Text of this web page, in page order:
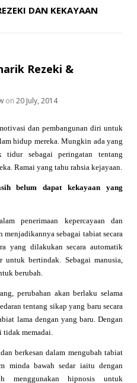
DAN KEKAYAAN
Rezeki &
on 20 July, 2014
dan pembangunan diri untuk
hidup mereka. Mungkin ada yang
sebagai peringatan tentang
Ramai yang tahu rahsia kejayaan.
belum dapat kekayaan yang
penerimaan kepercayaan dan
menjadikannya sebagai tabiat secara
yang dilakukan secara automatik
untuk bertindak. Sebagai manusia,
berubah.
perubahan akan berlaku selama
tentang sikap yang baru secara
lama dengan yang baru. Dengan
tidak memadai.
berkesan dalam mengubah tabiat
minda bawah sedar iaitu dengan
menggunakan hipnosis untuk